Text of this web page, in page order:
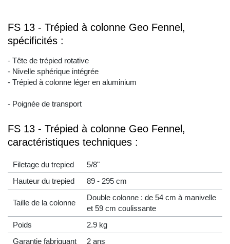
FS 13 - Trépied à colonne Geo Fennel,
spécificités :
- Tête de trépied rotative
- Nivelle sphérique intégrée
- Trépied à colonne léger en aluminium
- Poignée de transport
FS 13 - Trépied à colonne Geo Fennel,
caractéristiques techniques :
Filetage du trepied
5/8"
Hauteur du trepied
89 - 295 cm
Taille de la colonne
Double colonne : de 54 cm à manivelle
et 59 cm coulissante
Poids
2.9 kg
Garantie fabriquant
2 ans